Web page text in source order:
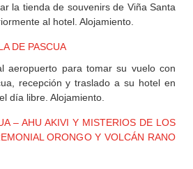
la tienda de souvenirs de Viña Santa
al hotel. Alojamiento.
DE PASCUA
aeropuerto para tomar su vuelo con
recepción y traslado a su hotel en
día libre. Alojamiento.
– AHU AKIVI Y MISTERIOS DE LOS
ORONGO Y VOLCÁN RANO